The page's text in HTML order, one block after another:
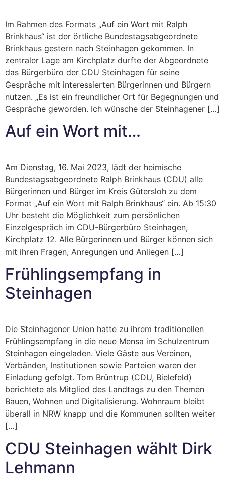
Im Rahmen des Formats „Auf ein Wort mit Ralph
Brinkhaus“ ist der örtliche Bundestagsabgeordnete
Brinkhaus gestern nach Steinhagen gekommen. In
zentraler Lage am Kirchplatz durfte der Abgeordnete
das Bürgerbüro der CDU Steinhagen für seine
Gespräche mit interessierten Bürgerinnen und Bürgern
nutzen. „Es ist ein freundlicher Ort für Begegnungen und
Gespräche geworden. Ich wünsche der Steinhagener […]
Auf ein Wort mit…
Am Dienstag, 16. Mai 2023, lädt der heimische
Bundestagsabgeordnete Ralph Brinkhaus (CDU) alle
Bürgerinnen und Bürger im Kreis Gütersloh zu dem
Format „Auf ein Wort mit Ralph Brinkhaus“ ein. Ab 15:30
Uhr besteht die Möglichkeit zum persönlichen
Einzelgespräch im CDU-Bürgerbüro Steinhagen,
Kirchplatz 12. Alle Bürgerinnen und Bürger können sich
mit ihren Fragen, Anregungen und Anliegen […]
Frühlingsempfang in
Steinhagen
Die Steinhagener Union hatte zu ihrem traditionellen
Frühlingsempfang in die neue Mensa im Schulzentrum
Steinhagen eingeladen. Viele Gäste aus Vereinen,
Verbänden, Institutionen sowie Parteien waren der
Einladung gefolgt. Tom Brüntrup (CDU, Bielefeld)
berichtete als Mitglied des Landtags zu den Themen
Bauen, Wohnen und Digitalisierung. Wohnraum bleibt
überall in NRW knapp und die Kommunen sollten weiter
[…]
CDU Steinhagen wählt Dirk
Lehmann